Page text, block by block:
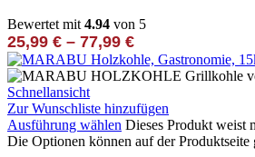
Bewertet mit 4.94 von 5
25,99 € – 77,99 €
Schnellansicht
Zur Wunschliste hinzufügen
Ausführung wählen Dieses Produkt weist
Die Optionen können auf der Produktseite